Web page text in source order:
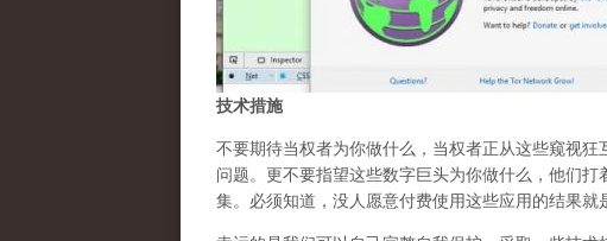
技术措施
不要期待当权者为你做什么，当权者正从这些窥视
问题。更不要指望这些数字巨头为你做什么，他们
集。必须知道，没人愿意付费使用这些应用的结果就